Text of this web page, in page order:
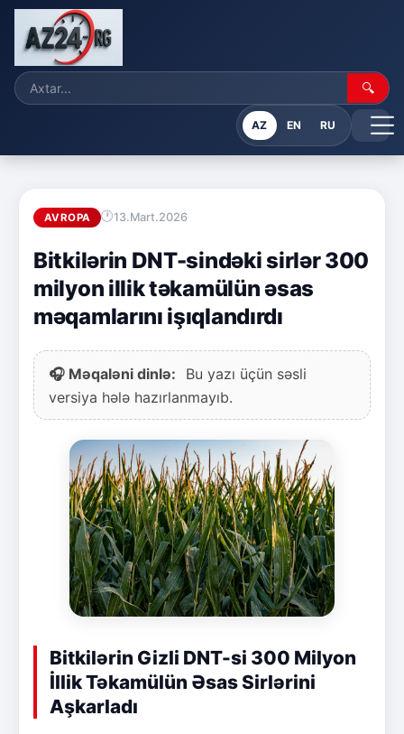
🔍
AZ EN RU
AVROPA 13.Mart.2026
Bitkilərin DNT-sindəki sirlər 300
milyon illik təkamülün əsas
məqamlarını işıqlandırdı
🎧 Məqaləni dinlə:
Bu yazı üçün səsli
versiya hələ hazırlanmayıb.
Bitkilərin Gizli DNT-si 300 Milyon
İllik Təkamülün Əsas Sirlərini
Aşkarladı